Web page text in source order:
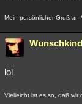
Mein persönlicher Gruß an
Wunschkind
lol
Vielleicht ist es so, daß wir